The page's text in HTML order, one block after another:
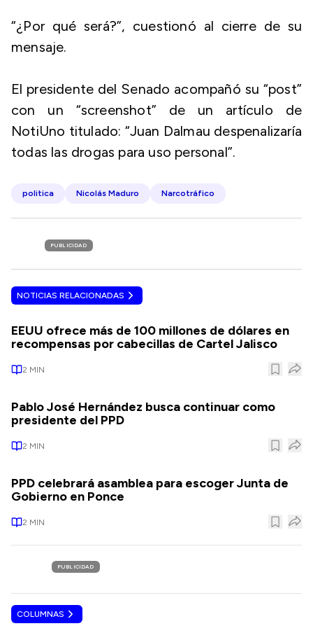
“¿Por qué será?”, cuestionó al cierre de su
mensaje.
El presidente del Senado acompañó su “post”
con un “screenshot” de un artículo de
NotiUno titulado: “Juan Dalmau despenalizaría
todas las drogas para uso personal”.
politica Nicolás Maduro Narcotráfico
PUBLICIDAD
NOTICIAS RELACIONADAS
EEUU ofrece más de 100 millones de dólares en
recompensas por cabecillas de Cartel Jalisco
2 MIN
Pablo José Hernández busca continuar como
presidente del PPD
2 MIN
PPD celebrará asamblea para escoger Junta de
Gobierno en Ponce
2 MIN
PUBLICIDAD
COLUMNAS